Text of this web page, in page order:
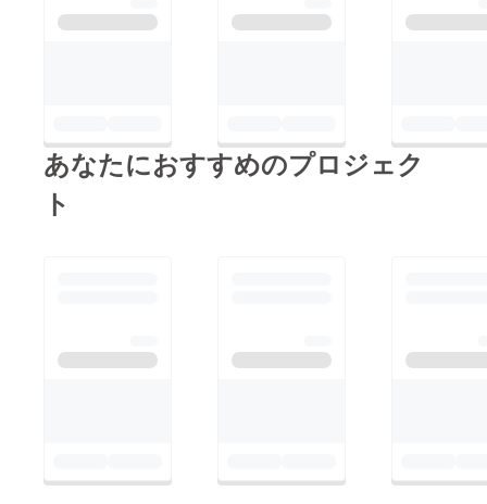
「煮汁」をお預かりし
出回るほとんどは「ヤ
息する固有種で、お味
噌汁やシジミご飯など
る水中の酸素量の影響
あなたにおすすめのプロジェク
ト